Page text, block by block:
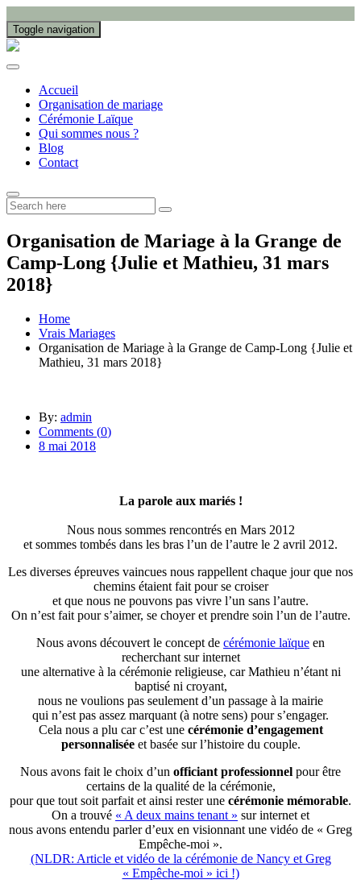
Toggle navigation
Accueil
Organisation de mariage
Cérémonie Laïque
Qui sommes nous ?
Blog
Contact
Organisation de Mariage à la Grange de
Camp-Long {Julie et Mathieu, 31 mars
2018}
Home
Vrais Mariages
Organisation de Mariage à la Grange de Camp-Long {Julie et
Mathieu, 31 mars 2018}
By: admin
Comments (0)
8 mai 2018
La parole aux mariés !
Nous nous sommes rencontrés en Mars 2012
et sommes tombés dans les bras l’un de l’autre le 2 avril 2012.
Les diverses épreuves vaincues nous rappellent chaque jour que nos
chemins étaient fait pour se croiser
et que nous ne pouvons pas vivre l’un sans l’autre.
On n’est fait pour s’aimer, se choyer et prendre soin l’un de l’autre.
Nous avons découvert le concept de cérémonie laïque en
recherchant sur internet
une alternative à la cérémonie religieuse, car Mathieu n’étant ni
baptisé ni croyant,
nous ne voulions pas seulement d’un passage à la mairie
qui n’est pas assez marquant (à notre sens) pour s’engager.
Cela nous a plu car c’est une cérémonie d’engagement
personnaliséeet basée sur l’histoire du couple.
Nous avons fait le choix d’un officiant professionnel pour être
certains de la qualité de la cérémonie,
pour que tout soit parfait et ainsi rester une cérémonie mémorable.
On a trouvé « A deux mains tenant » sur internet et
nous avons entendu parler d’eux en visionnant une vidéo de « Greg
Empêche-moi ».
(NLDR: Article et vidéo de la cérémonie de Nancy et Greg
« Empêche-moi » ici !)